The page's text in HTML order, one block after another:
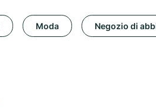
Moda Negozio di